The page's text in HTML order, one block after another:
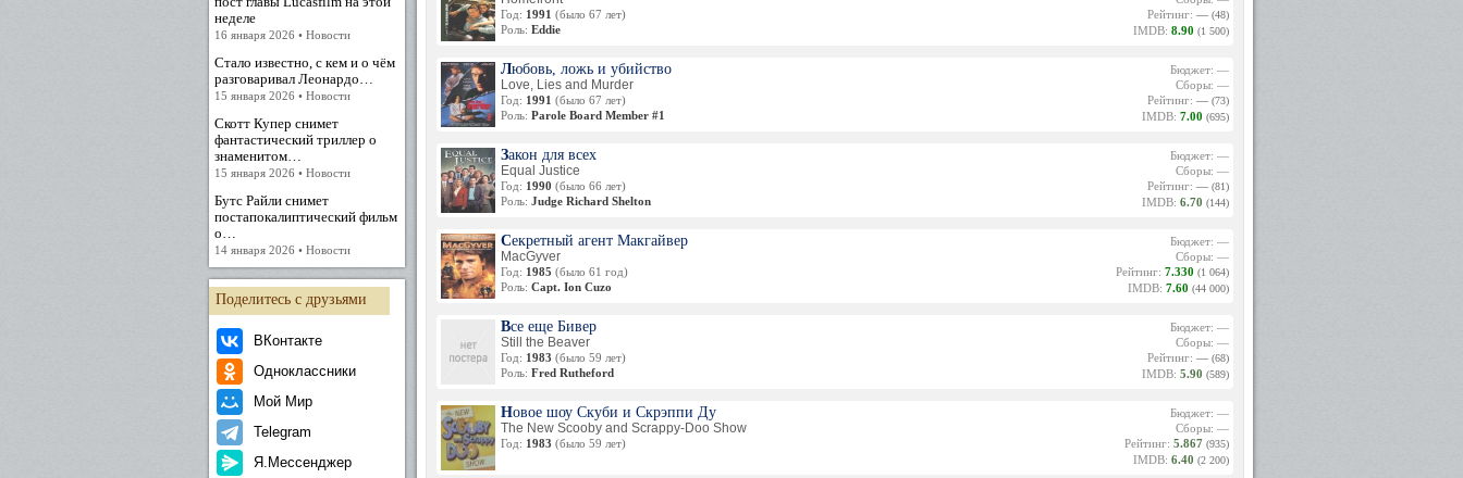
неделе
16 января 2026 • Новости
Стало известно, с кем и о чём
разговаривал Леонардо…
15 января 2026 • Новости
Скотт Купер снимет
фантастический триллер о
знаменитом…
15 января 2026 • Новости
Бутс Райли снимет
постапокалиптический фильм
о…
14 января 2026 • Новости
Поделитесь с друзьями
ВКонтакте
Одноклассники
Мой Мир
Telegram
Я.Мессенджер
Год: 1991 (было 67 лет)
Роль: Eddie
Рейтинг: — (48)
IMDB: 8.90 (1 500)
Любовь, ложь и убийство
Love, Lies and Murder
Год: 1991 (было 67 лет)
Роль: Parole Board Member #1
Бюджет: —
Сборы: —
Рейтинг: — (73)
IMDB: 7.00 (695)
Закон для всех
Equal Justice
Год: 1990 (было 66 лет)
Роль: Judge Richard Shelton
Бюджет: —
Сборы: —
Рейтинг: — (81)
IMDB: 6.70 (144)
Секретный агент Макгайвер
MacGyver
Год: 1985 (было 61 год)
Роль: Capt. Ion Cuzo
Бюджет: —
Сборы: —
Рейтинг: 7.330 (1 064)
IMDB: 7.60 (44 000)
Все еще Бивер
Still the Beaver
Год: 1983 (было 59 лет)
Роль: Fred Rutheford
Бюджет: —
Сборы: —
Рейтинг: — (68)
IMDB: 5.90 (589)
Новое шоу Скуби и Скрэппи Ду
The New Scooby and Scrappy-Doo Show
Год: 1983 (было 59 лет)
Бюджет: —
Сборы: —
Рейтинг: 5.867 (935)
IMDB: 6.40 (2 200)